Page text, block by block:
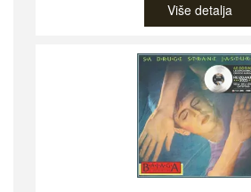
Više detalja